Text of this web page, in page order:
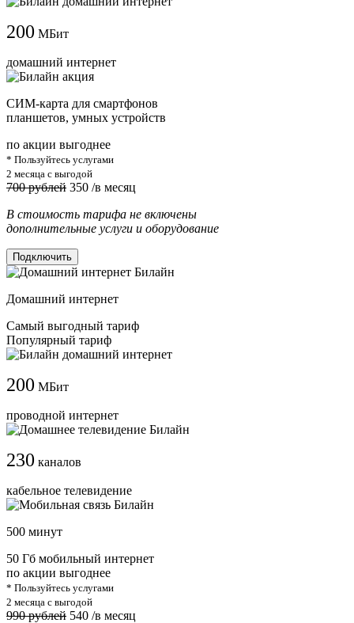
200 МБит
домашний интернет
СИМ-карта для смартфонов
планшетов, умных устройств
по акции выгоднее
* Пользуйтесь услугами
2 месяца с выгодой
700 рублей 350 /в месяц
В стоимость тарифа не включены
дополнительные услуги и оборудование
Подключить
Домашний интернет
Самый выгодный тариф
Популярный тариф
200 МБит
проводной интернет
230 каналов
кабельное телевидение
500 минут
50 Гб мобильный интернет
по акции выгоднее
* Пользуйтесь услугами
2 месяца с выгодой
990 рублей 540 /в месяц